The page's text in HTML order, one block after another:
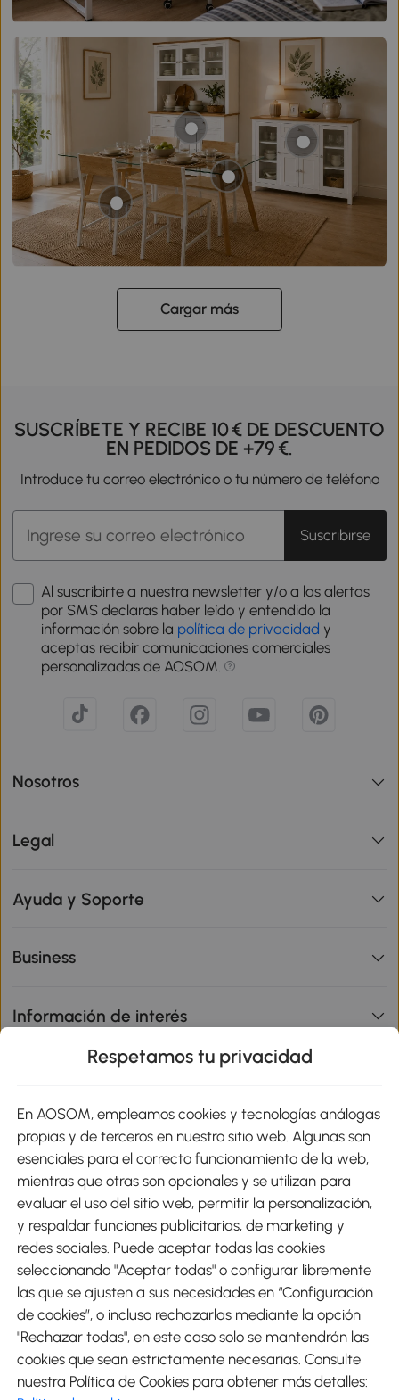
Cargar más
SUSCRÍBETE Y RECIBE 10 € DE DESCUENTO
EN PEDIDOS DE +79 €.
Introduce tu correo electrónico o tu número de teléfono
Suscribirse
Al suscribirte a nuestra newsletter y/o a las alertas
por SMS declaras haber leído y entendido la
información sobre la política de privacidad y
aceptas recibir comunicaciones comerciales
personalizadas de AOSOM.
Nosotros
Legal
Ayuda y Soporte
Business
Información de interés
Métodos de Pago
Envíos
Descargar Aosom App
Google Play
Respetamos tu privacidad
En AOSOM, empleamos cookies y tecnologías análogas
propias y de terceros en nuestro sitio web. Algunas son
esenciales para el correcto funcionamiento de la web,
mientras que otras son opcionales y se utilizan para
evaluar el uso del sitio web, permitir la personalización,
y respaldar funciones publicitarias, de marketing y
redes sociales. Puede aceptar todas las cookies
seleccionando "Aceptar todas" o configurar libremente
las que se ajusten a sus necesidades en “Configuración
de cookies”, o incluso rechazarlas mediante la opción
"Rechazar todas", en este caso solo se mantendrán las
cookies que sean estrictamente necesarias. Consulte
nuestra Política de Cookies para obtener más detalles: